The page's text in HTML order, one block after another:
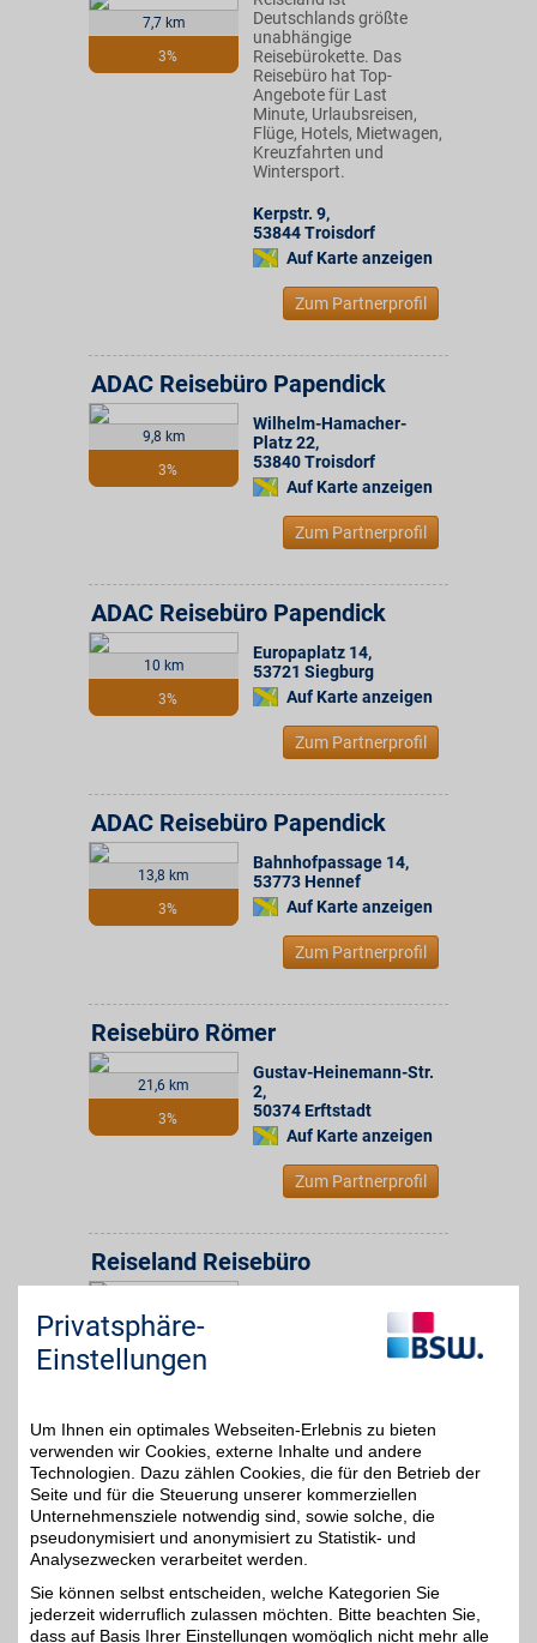
7,7 km
3%
Deutschlands größte
unabhängige
Reisebürokette. Das
Reisebüro hat Top-
Angebote für Last
Minute, Urlaubsreisen,
Flüge, Hotels, Mietwagen,
Kreuzfahrten und
Wintersport.
Kerpstr. 9,
53844Troisdorf
Auf Karte anzeigen
Zum Partnerprofil
9,8 km
3%
ADAC Reisebüro Papendick
Wilhelm-Hamacher-
Platz 22,
53840Troisdorf
Auf Karte anzeigen
Zum Partnerprofil
10 km
3%
ADAC Reisebüro Papendick
Europaplatz 14,
53721 Siegburg
Auf Karte anzeigen
Zum Partnerprofil
13,8 km
3%
ADAC Reisebüro Papendick
Bahnhofpassage 14,
53773 Hennef
Auf Karte anzeigen
Zum Partnerprofil
21,6 km
3%
Reisebüro Römer
Gustav-Heinemann-Str.
2,
50374 Erftstadt
Auf Karte anzeigen
Zum Partnerprofil
25,6 km
Reiseland Reisebüro
Auf Karte anzeigen
32,2 km
3%
Reisebüro Reiseland Bellingrodt
Kölner Str. 18,
50171
Kerpen
Auf Karte anzeigen
Zum Partnerprofil
Privatsphäre-
Einstellungen
Um Ihnen ein optimales Webseiten-Erlebnis zu bieten
verwenden wir Cookies, externe Inhalte und andere
Technologien. Dazu zählen Cookies, die für den Betrieb der
Seite und für die Steuerung unserer kommerziellen
Unternehmensziele notwendig sind, sowie solche, die
pseudonymisiert und anonymisiert zu Statistik- und
Analysezwecken verarbeitet werden.
Sie können selbst entscheiden, welche Kategorien Sie
jederzeit widerruflich zulassen möchten. Bitte beachten Sie,
dass auf Basis Ihrer Einstellungen womöglich nicht mehr alle